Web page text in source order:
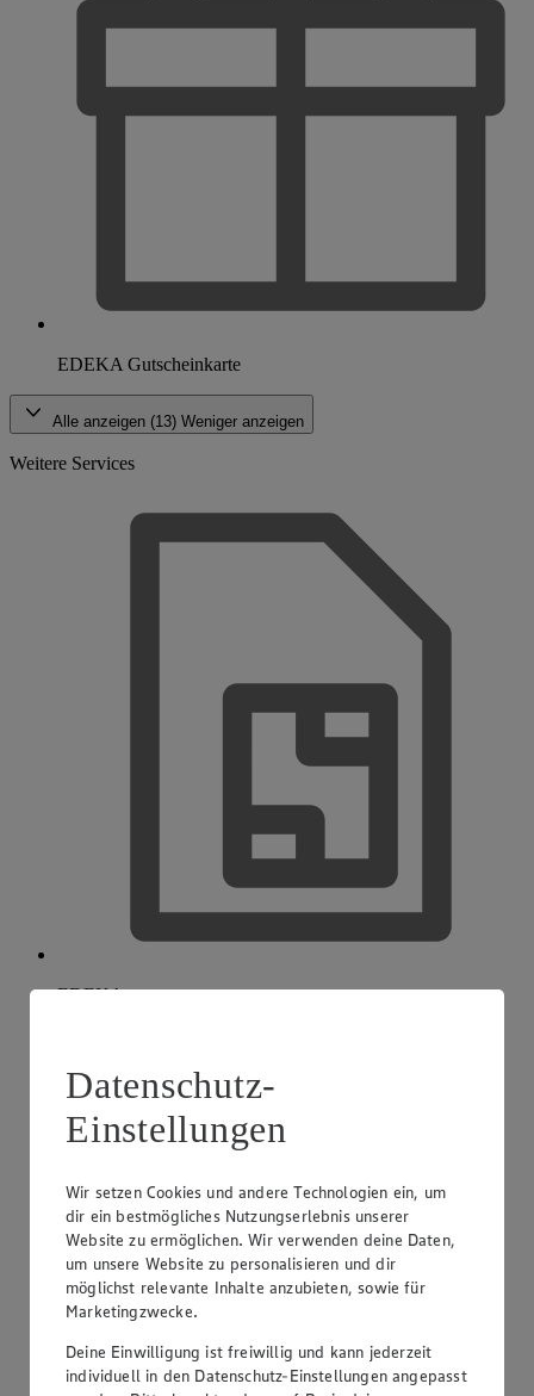
EDEKA Gutscheinkarte
Alle anzeigen (13) Weniger anzeigen
Weitere Services
EDEKA smart
Datenschutz-
Einstellungen
Wir setzen Cookies und andere Technologien ein, um
dir ein bestmögliches Nutzungserlebnis unserer
Website zu ermöglichen. Wir verwenden deine Daten,
um unsere Website zu personalisieren und dir
möglichst relevante Inhalte anzubieten, sowie für
Marketingzwecke.
Deine Einwilligung ist freiwillig und kann jederzeit
individuell in den Datenschutz-Einstellungen angepasst